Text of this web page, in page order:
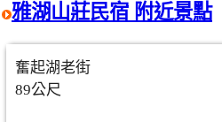
雅湖山莊民宿 附近景點
奮起湖老街
89公尺